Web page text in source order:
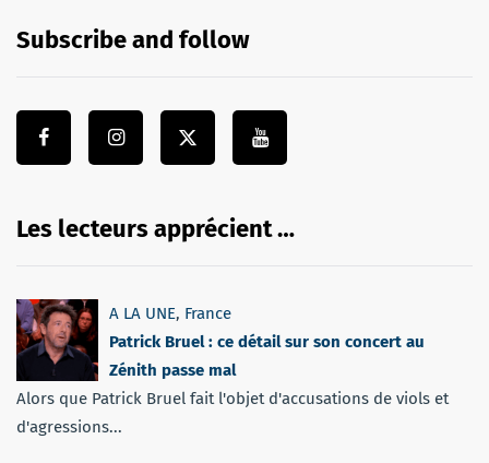
Subscribe and follow
Les lecteurs apprécient …
A LA UNE, France
Patrick Bruel : ce détail sur son concert au
Zénith passe mal
Alors que Patrick Bruel fait l'objet d'accusations de viols et
d'agressions...